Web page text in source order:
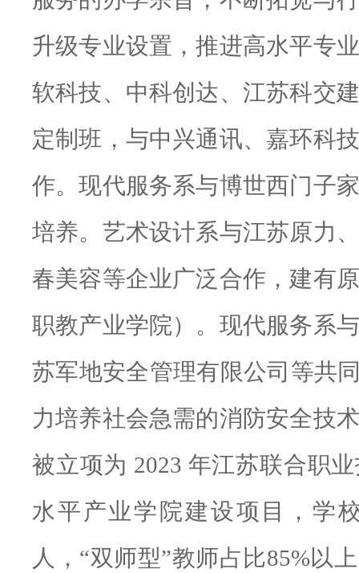
升级专业设置，推进高水平专
软科技、中科创达、江苏科交
定制班，与中兴通讯、嘉环科
作。现代服务系与博世西门子
培养。艺术设计系与江苏原力
春美容等企业广泛合作，建有
职教产业学院）。现代服务系
苏军地安全管理有限公司等共
力培养社会急需的消防安全技
被立项为 2023 年江苏联合职
水平产业学院建设项目，学
人， “双师型”教师占比85%以